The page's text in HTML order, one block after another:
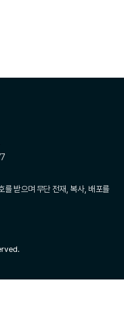
를 받으며 무단 전재, 복사, 배포를